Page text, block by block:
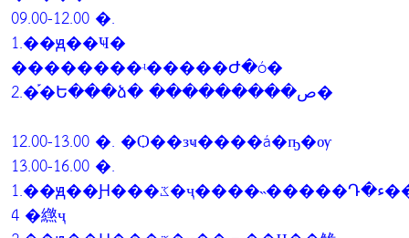
09.00-12.00 �.
1.��ԭ��Ҹ�
��������ʵ�����Ժ�ó�
2.�֡�Ե���ձ� ���������ص�
12.00-13.00 �. �Ѻ��зҹ����á�ҧ�ѹ
13.00-16.00 �.
1.��ԭ��Ԩ���ػ�ҷ����˵�����Դ�ء���լҹ
4 �繺ҷ